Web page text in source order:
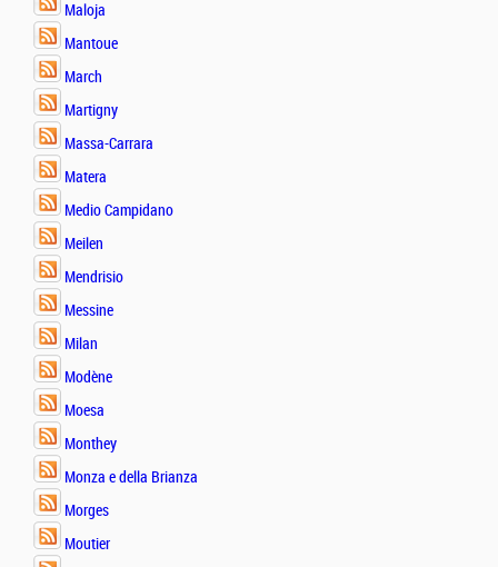
Maloja
Mantoue
March
Martigny
Massa-Carrara
Matera
Medio Campidano
Meilen
Mendrisio
Messine
Milan
Modène
Moesa
Monthey
Monza e della Brianza
Morges
Moutier